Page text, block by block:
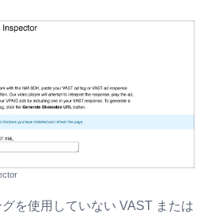
を使用していない VAST または